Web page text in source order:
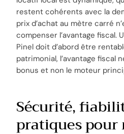
restent cohérents avec la
prix d’achat au mètre carré
compenser l’avantage fiscal.
Pinel doit d’abord être
patrimonial, l’avantage fiscal
bonus et non le moteur
Sécurité,
pratiques pour